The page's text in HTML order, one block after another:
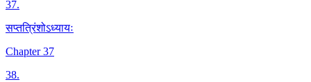
37.
सप्तत्रिंशोऽध्यायः
Chapter 37
38.